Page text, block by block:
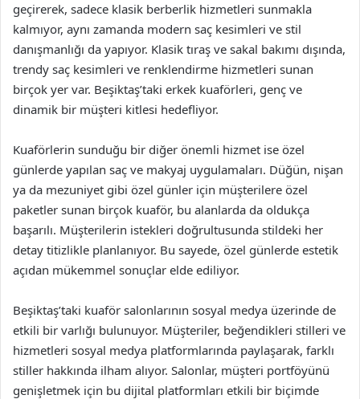
geçirerek, sadece klasik berberlik hizmetleri sunmakla
kalmıyor, aynı zamanda modern saç kesimleri ve stil
danışmanlığı da yapıyor. Klasik tıraş ve sakal bakımı dışında,
trendy saç kesimleri ve renklendirme hizmetleri sunan
birçok yer var. Beşiktaş’taki erkek kuaförleri, genç ve
dinamik bir müşteri kitlesi hedefliyor.
Kuaförlerin sunduğu bir diğer önemli hizmet ise özel
günlerde yapılan saç ve makyaj uygulamaları. Düğün, nişan
ya da mezuniyet gibi özel günler için müşterilere özel
paketler sunan birçok kuaför, bu alanlarda da oldukça
başarılı. Müşterilerin istekleri doğrultusunda stildeki her
detay titizlikle planlanıyor. Bu sayede, özel günlerde estetik
açıdan mükemmel sonuçlar elde ediliyor.
Beşiktaş’taki kuaför salonlarının sosyal medya üzerinde de
etkili bir varlığı bulunuyor. Müşteriler, beğendikleri stilleri ve
hizmetleri sosyal medya platformlarında paylaşarak, farklı
stiller hakkında ilham alıyor. Salonlar, müşteri portföyünü
genişletmek için bu dijital platformları etkili bir biçimde